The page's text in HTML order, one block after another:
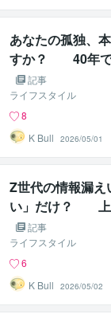
あなたの孤独、
すか？ 40年で
を、ひとりで背
記事
ライフスタイル
8
K Bull
2026/05/01
Z世代の情報漏
い」だけ？ 上
彼らがこっそり
記事
ライフスタイル
6
K Bull
2026/05/02